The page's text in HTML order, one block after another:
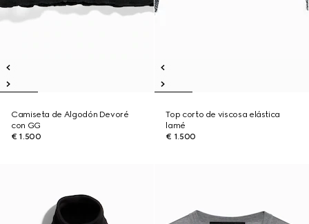
Camiseta de Algodón Devoré
con GG
€ 1.500
Top corto de viscosa elástica
lamé
€ 1.500